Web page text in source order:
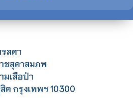
ลดา
ชสุดาสมภพ
มเสือป่า
ต กรุงเทพฯ 10300